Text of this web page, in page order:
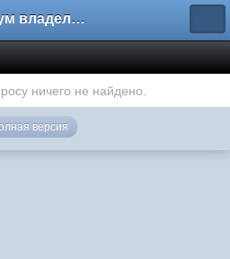
Форум владельцев интернет-магазинов
ничего не найдено.
версия